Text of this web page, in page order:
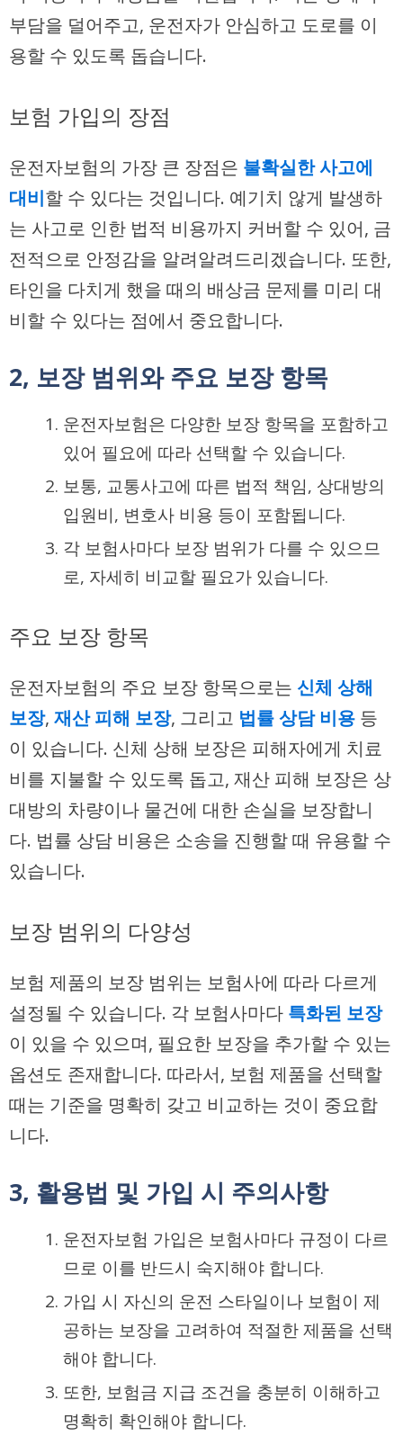
부담을 덜어주고, 운전자가 안심하고 도로를 이
용할 수 있도록 돕습니다.
보험 가입의 장점
운전자보험의 가장 큰 장점은 불확실한 사고에
대비할 수 있다는 것입니다. 예기치 않게 발생하
는 사고로 인한 법적 비용까지 커버할 수 있어, 금
전적으로 안정감을 알려알려드리겠습니다. 또한,
타인을 다치게 했을 때의 배상금 문제를 미리 대
비할 수 있다는 점에서 중요합니다.
2, 보장 범위와 주요 보장 항목
운전자보험은 다양한 보장 항목을 포함하고
있어 필요에 따라 선택할 수 있습니다.
보통, 교통사고에 따른 법적 책임, 상대방의
입원비, 변호사 비용 등이 포함됩니다.
각 보험사마다 보장 범위가 다를 수 있으므
로, 자세히 비교할 필요가 있습니다.
주요 보장 항목
운전자보험의 주요 보장 항목으로는 신체 상해
보장, 재산 피해 보장, 그리고 법률 상담 비용 등
이 있습니다. 신체 상해 보장은 피해자에게 치료
비를 지불할 수 있도록 돕고, 재산 피해 보장은 상
대방의 차량이나 물건에 대한 손실을 보장합니
다. 법률 상담 비용은 소송을 진행할 때 유용할 수
있습니다.
보장 범위의 다양성
보험 제품의 보장 범위는 보험사에 따라 다르게
설정될 수 있습니다. 각 보험사마다 특화된 보장
이 있을 수 있으며, 필요한 보장을 추가할 수 있는
옵션도 존재합니다. 따라서, 보험 제품을 선택할
때는 기준을 명확히 갖고 비교하는 것이 중요합
니다.
3, 활용법 및 가입 시 주의사항
운전자보험 가입은 보험사마다 규정이 다르
므로 이를 반드시 숙지해야 합니다.
가입 시 자신의 운전 스타일이나 보험이 제
공하는 보장을 고려하여 적절한 제품을 선택
해야 합니다.
또한, 보험금 지급 조건을 충분히 이해하고
명확히 확인해야 합니다.